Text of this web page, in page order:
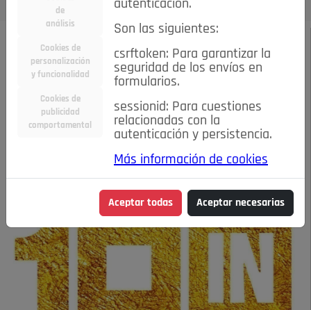
ABRIL 2021 / EDITORIAL
CON VOSOTROS,
POZUELO
de
análisis
Cookies de
personalización
y funcionalidad
Cookies de
publicidad
comportamental
autenticación.
Son las siguientes:
csrftoken: Para garantizar la
seguridad de los envíos en
formularios.
sessionid: Para cuestiones
relacionadas con la
autenticación y persistencia.
Más información de cookies
Aceptar todas Aceptar necesarias